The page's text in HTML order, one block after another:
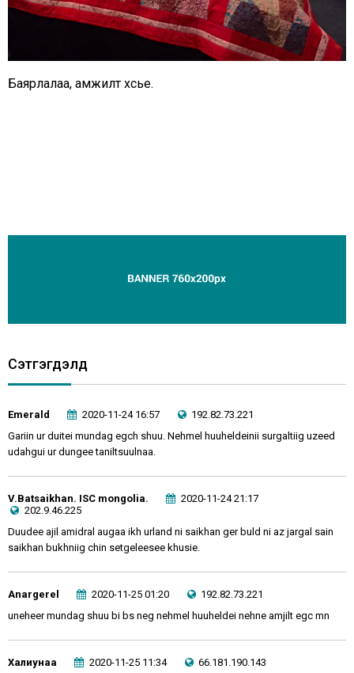
Баярлалаа, амжилт хүсье.
Сэтгэгдэлүүд
Emerald 2020-11-24 16:57
192.82.73.221
Gariin ur duitei mundag egch shuu. Nehmel huuheldeinii surgaltiig uzeed
udahgui ur dungee taniltsuulnaa.
V.Batsaikhan. ISC mongolia.
2020-11-24 21:17
202.9.46.225
Duudee ajil amidral augaa ikh urland ni saikhan ger buld ni az jargal sain
saikhan bukhniig chin setgeleesee khusie.
Anargerel 2020-11-25 01:20
192.82.73.221
uneheer mundag shuu bi bs neg nehmel huuheldei nehne amjilt egc mn
Халиунаа 2020-11-25 11:34
66.181.190.143